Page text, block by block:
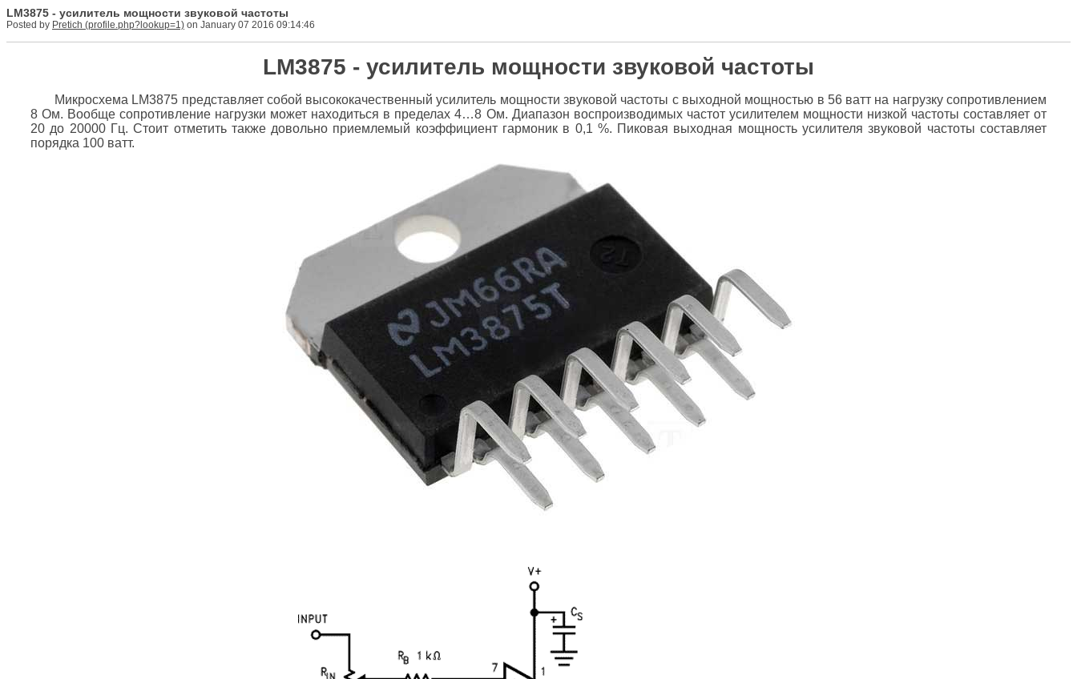
LM3875 - усилитель мощности звуковой частоты
Posted by Pretich on January 07 2016 09:14:46
LM3875 - усилитель мощности звуковой частоты
Микросхема LM3875 представляет собой высококачественный усилитель мощности звуковой частоты с выходной мощностью в 56 ватт на нагрузку сопротивлением
8 Ом. Вообще сопротивление нагрузки может находиться в пределах 4…8 Ом. Диапазон воспроизводимых частот усилителем мощности низкой частоты составляет от
20 до 20000 Гц. Стоит отметить также довольно приемлемый коэффициент гармоник в 0,1 %. Пиковая выходная мощность усилителя звуковой частоты составляет
порядка 100 ватт.